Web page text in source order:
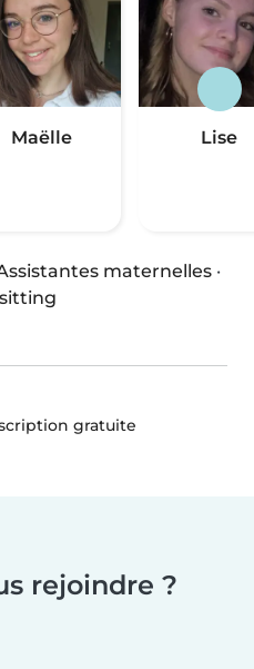
Maëlle Lise
maternelles ·
gratuite
rejoindre ?